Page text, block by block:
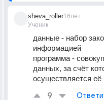
sheva_roller
Ученик
16лет
данные - набор
информацией
программа -
данных, за счёт
осуществляется её
9